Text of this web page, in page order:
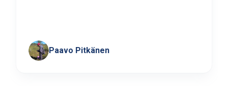
Paavo Pitkänen